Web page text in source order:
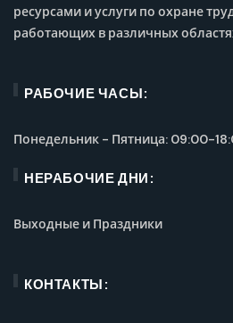
ресурсами и услуги по охране
работающих в различных
РАБОЧИЕ ЧАСЫ:
Понедельник - Пятница: 09:00-
НЕРАБОЧИЕ ДНИ:
Выходные и Праздники
КОНТАКТЫ: